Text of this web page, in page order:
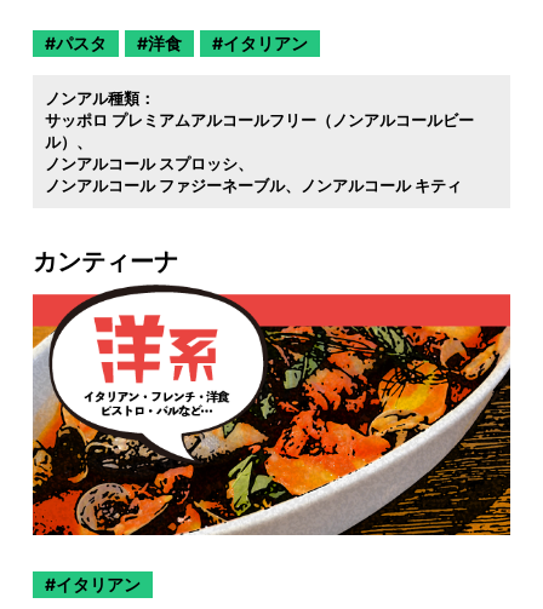
パスタ 洋食 イタリアン
ノンアル種類：
サッポロ プレミアムアルコールフリー（ノンアルコールビー
ル）
ノンアルコール スプロッシ
ノンアルコール ファジーネーブル
ノンアルコール キティ
カンティーナ
イタリアン